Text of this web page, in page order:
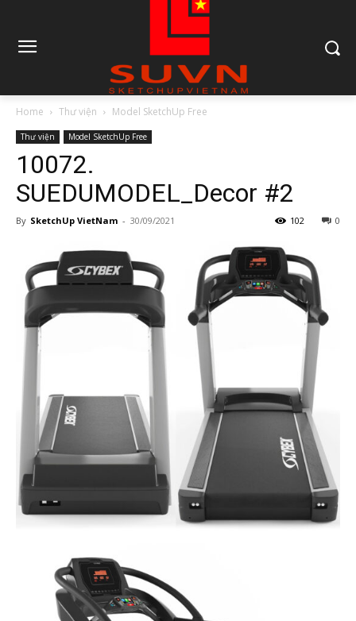
Home Thư viện Model SketchUp Free
Thư viện Model SketchUp Free
10072.
SUEDUMODEL_Decor #2
By SketchUp VietNam - 30/09/2021 0
102